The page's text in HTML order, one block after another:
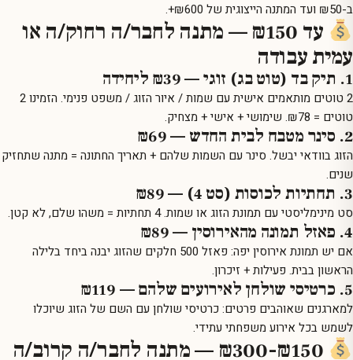
ב-₪50 ועד המתנה הייצוגית של ₪600+.
עד ₪150 — מתנה לחבר/ה רחוק/ה או
עמית עבודה
1. תיק בד (טוט בג) זוגי — ₪39 ליחידה
2 טוטים מותאמים אישית עם שמות / איור הזוג / משפט פנימי.
הזמינו 2
טוטים = ₪78. שימושי + אישי + מצחיק.
2. סינר מטבח לבית החדש — ₪69
הזוג בוודאי יבשל. סינר עם השמות שלהם + תאריך החתונה = מתנה שתחזיק
שנים.
3. תחתיות לכוסות (סט 4) — ₪89
סט מינימליסטי עם תמונת הזוג או שמות.4 תחתיות = משהו שלם, לא קטן.
4. פאזל תמונה מהאירוסין — ₪89
אם יש תמונת אירוסין יפה: פאזל 500 חלקים
שהזוג יבנה ביחד בלילה
הראשון בבית. פעילות + זיכרון.
5. כרטיסי שולחן לאירועים שלהם — ₪119
למארגנים שאוהבים פרטים: כרטיסי שולחן עם השם של הזוג שיוכלו
לשמש בכל אירוע משפחתי עתידי.